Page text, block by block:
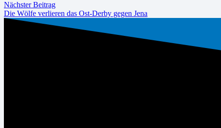
Nächster Beitrag
Die Wölfe verlieren das Ost-Derby gegen Jena